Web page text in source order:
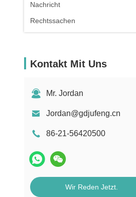
Nachricht
Rechtssachen
Kontakt Mit Uns
Mr. Jordan
Jordan@gdjufeng.cn
86-21-56420500
Wir Reden Jetzt.